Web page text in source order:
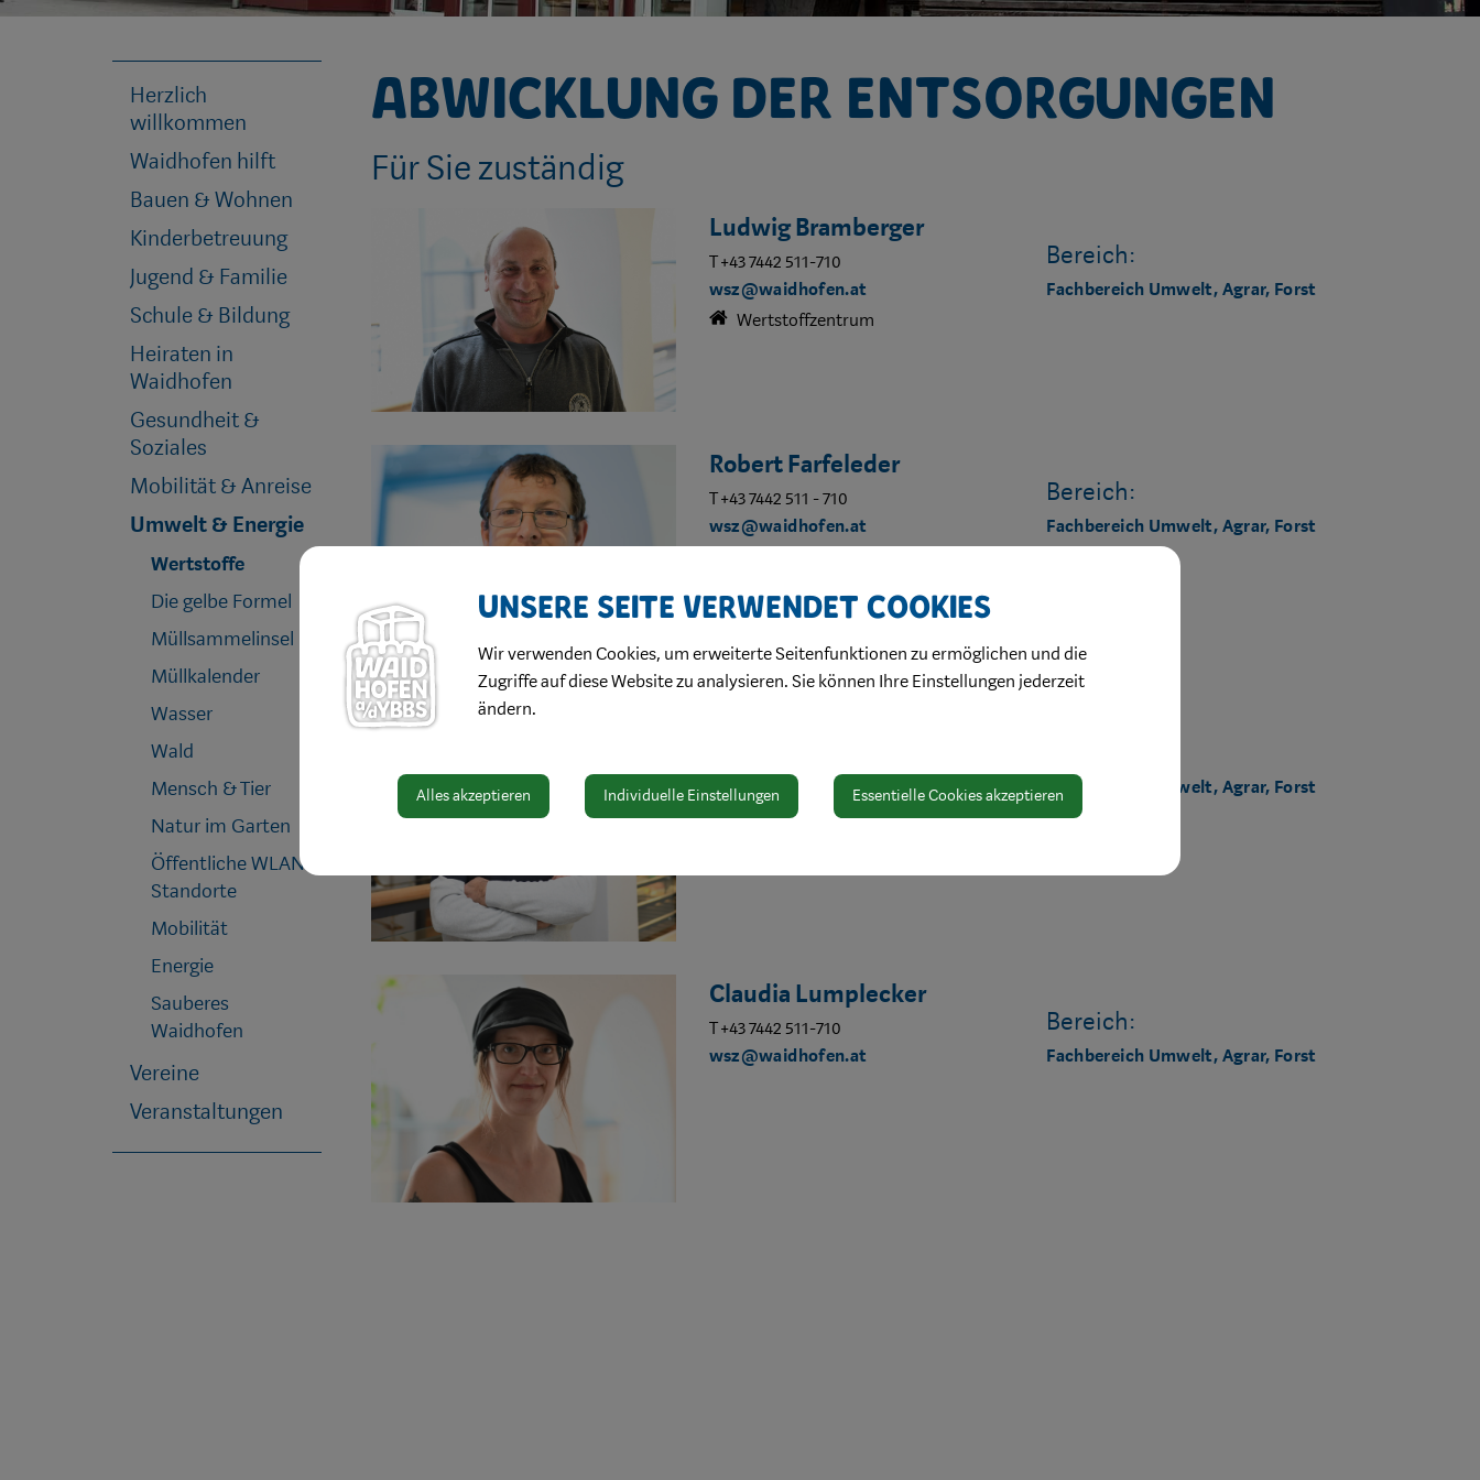
Abwicklung der Entsorgungen
Für Sie zuständig
Ludwig Bramberger
T +43 7442 511-710
wsz@waidhofen.at
Wertstoffzentrum
Bereich:
Fachbereich Umwelt, Agrar, Forst
Robert Farfeleder
T +43 7442 511 - 710
wsz@waidhofen.at
Bereich:
Fachbereich Umwelt, Agrar, Forst
wsz@waidhofen.at
Wertstoffzentrum
Fachbereich Umwelt, Agrar, Forst
Claudia Lumplecker
T +43 7442 511-710
wsz@waidhofen.at
Bereich:
Fachbereich Umwelt, Agrar, Forst
Herzlich
willkommen
Waidhofen hilft
Bauen & Wohnen
Kinderbetreuung
Jugend & Familie
Schule & Bildung
Heiraten in
Waidhofen
Gesundheit &
Soziales
Mobilität & Anreise
Umwelt & Energie
Wertstoffe
Die gelbe Formel
Müllsammelinsel
Müllkalender
Wasser
Wald
Mensch & Tier
Natur im Garten
Öffentliche WLAN
Standorte
Mobilität
Energie
Sauberes
Waidhofen
Vereine
Veranstaltungen
Unsere Seite verwendet Cookies
Wir verwenden Cookies, um erweiterte Seitenfunktionen zu ermöglichen und die
Zugriffe auf diese Website zu analysieren. Sie können Ihre Einstellungen jederzeit
ändern.
Alles akzeptieren Individuelle Einstellungen Essentielle Cookies akzeptieren